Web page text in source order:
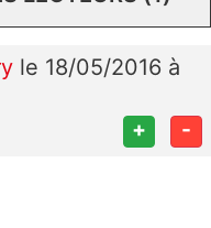
le 18/05/2016 à
+ -